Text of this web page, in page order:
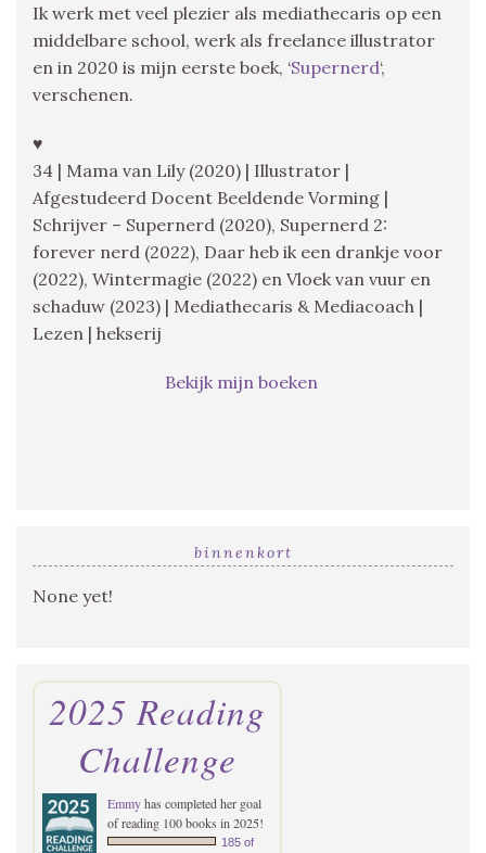
Ik werk met veel plezier als mediathecaris op een
middelbare school, werk als freelance illustrator
en in 2020 is mijn eerste boek, ‘Supernerd‘,
verschenen.
♥
34 | Mama van Lily (2020) | Illustrator |
Afgestudeerd Docent Beeldende Vorming |
Schrijver – Supernerd (2020), Supernerd 2:
forever nerd (2022), Daar heb ik een drankje voor
(2022), Wintermagie (2022) en Vloek van vuur en
schaduw (2023) | Mediathecaris & Mediacoach |
Lezen | hekserij
Bekijk mijn boeken
binnenkort
None yet!
2025 Reading
Challenge
Emmyhas completed her goal
of reading 100 books in 2025!
185 of